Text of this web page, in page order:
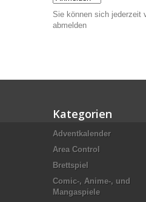
Sie können sich jederzeit
abmelden
Kategorien
Adventkalender
Area Control
Brettspiel
Comic-, Anime-, und
Mangaspiele